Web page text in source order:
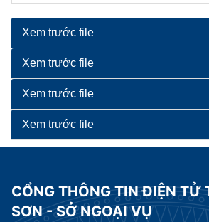
Xem trước file
Xem trước file
Xem trước file
Xem trước file
CỔNG THÔNG TIN ĐIỆN TỬ
SƠN - SỞ NGOẠI VỤ